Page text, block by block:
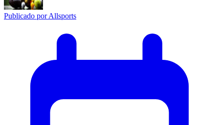
Publicado porAllsports